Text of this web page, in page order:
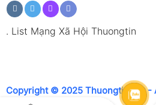
. List Mạng Xã Hội Thuongtin
Copyright © 2025 Thuongtin.net -